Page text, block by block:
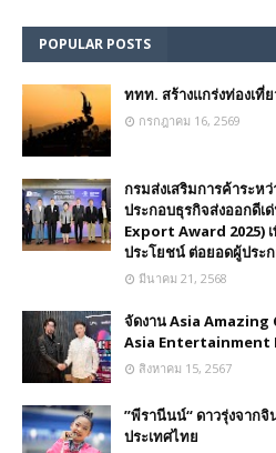
POPULAR POSTS
ททท. สร้างแกร่งท่องเที่
กรกฎาคม 16, 2569
กรมส่งเสริมการค้าระหว่
ประกอบธุรกิจส่งออกดีเ
Export Award 2025)
ประโยชน์ ต่อยอดผู้ประ
มีนาคม 21, 2568
จัดงาน Asia Amazing
Asia Entertainment
สิงหาคม 15, 2567
”พีรานีนน์“​ ดาวรุ่งจาก
ประเทศไทย